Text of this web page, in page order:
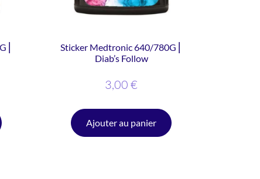
⎜
Sticker Medtronic 640/780G ⎜
Diab’s Follow
3,00 €
Ajouter au panier